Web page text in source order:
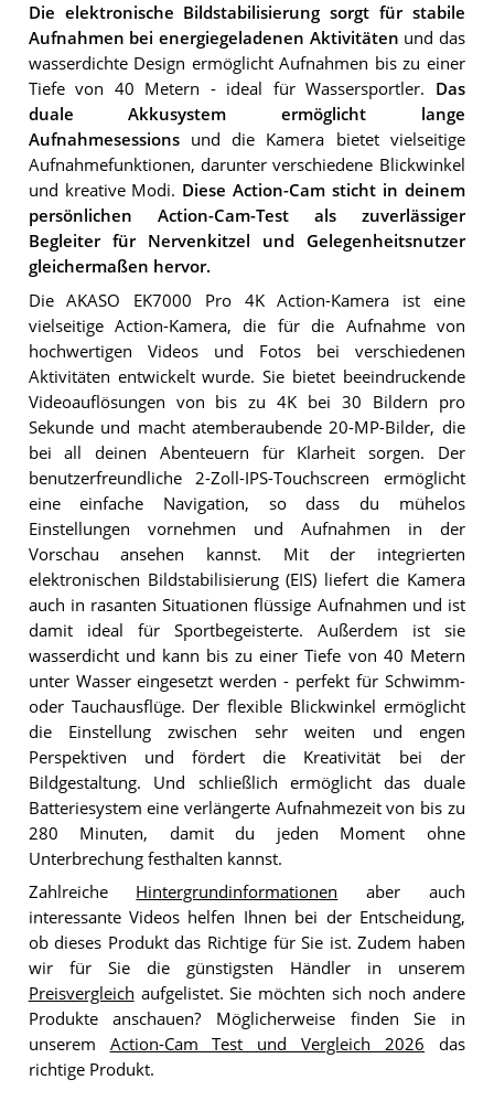
Die elektronische Bildstabilisierung sorgt für stabile
Aufnahmen bei energiegeladenen Aktivitäten und das
wasserdichte Design ermöglicht Aufnahmen bis zu einer
Tiefe von 40 Metern - ideal für Wassersportler. Das
duale Akkusystem ermöglicht lange
Aufnahmesessionsund die Kamera bietet vielseitige
Aufnahmefunktionen, darunter verschiedene Blickwinkel
und kreative Modi. Diese Action-Cam sticht in deinem
persönlichen Action-Cam-Test als zuverlässiger
Begleiter für Nervenkitzel und Gelegenheitsnutzer
gleichermaßen hervor.
Die AKASO EK7000 Pro 4K Action-Kamera ist eine
vielseitige Action-Kamera, die für die Aufnahme von
hochwertigen Videos und Fotos bei verschiedenen
Aktivitäten entwickelt wurde. Sie bietet beeindruckende
Videoauflösungen von bis zu 4K bei 30 Bildern pro
Sekunde und macht atemberaubende 20-MP-Bilder, die
bei all deinen Abenteuern für Klarheit sorgen. Der
benutzerfreundliche 2-Zoll-IPS-Touchscreen ermöglicht
eine einfache Navigation, so dass du mühelos
Einstellungen vornehmen und Aufnahmen in der
Vorschau ansehen kannst. Mit der integrierten
elektronischen Bildstabilisierung (EIS) liefert die Kamera
auch in rasanten Situationen flüssige Aufnahmen und ist
damit ideal für Sportbegeisterte. Außerdem ist sie
wasserdicht und kann bis zu einer Tiefe von 40 Metern
unter Wasser eingesetzt werden - perfekt für Schwimm-
oder Tauchausflüge. Der flexible Blickwinkel ermöglicht
die Einstellung zwischen sehr weiten und engen
Perspektiven und fördert die Kreativität bei der
Bildgestaltung. Und schließlich ermöglicht das duale
Batteriesystem eine verlängerte Aufnahmezeit von bis zu
280 Minuten, damit du jeden Moment ohne
Unterbrechung festhalten kannst.
Zahlreiche Hintergrundinformationen aber auch
interessante Videos helfen Ihnen bei der Entscheidung,
ob dieses Produkt das Richtige für Sie ist. Zudem haben
wir für Sie die günstigsten Händler in unserem
Preisvergleich aufgelistet. Sie möchten sich noch andere
Produkte anschauen? Möglicherweise finden Sie in
unserem Action-Cam Test und Vergleich 2026 das
richtige Produkt.